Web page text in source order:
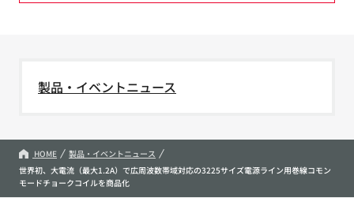
製品・イベントニュース
HOME
製品・イベントニュース
世界初、大電流（最大1.2A）で広周波数帯域対応の3225サイズ電源ライン用巻線コモン
モードチョークコイルを商品化